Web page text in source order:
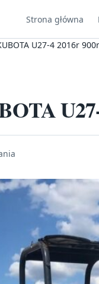
Strona główna
U27-4 2016r